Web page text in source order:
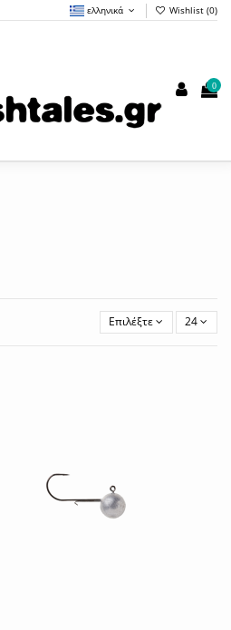
ελληνικά Wishlist (0)
0
Επιλέξτε 24